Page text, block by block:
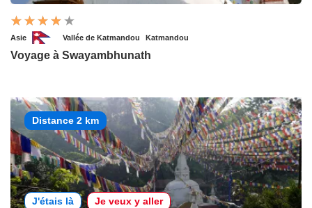
Asie Vallée de Katmandou Katmandou
Voyage à Swayambhunath
Distance 2 km
J'étais là Je veux y aller